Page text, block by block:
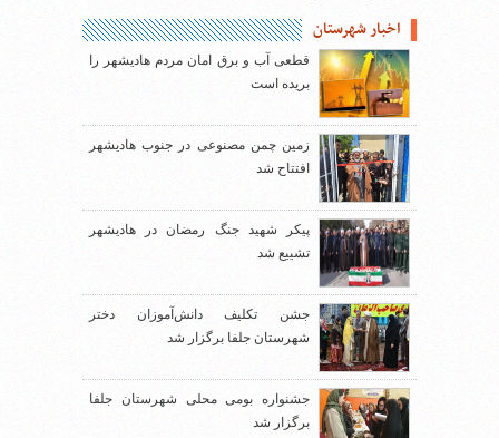
اخبار شهرستان
قطعی آب و برق امان مردم هادیشهر را
بریده است
زمین چمن مصنوعی در جنوب هادیشهر
افتتاح شد
پیکر شهید جنگ رمضان در هادیشهر
تشییع شد
جشن تکلیف دانش‌آموزان دختر
شهرستان جلفا برگزار شد
جشنواره بومی محلی شهرستان جلفا
برگزار شد